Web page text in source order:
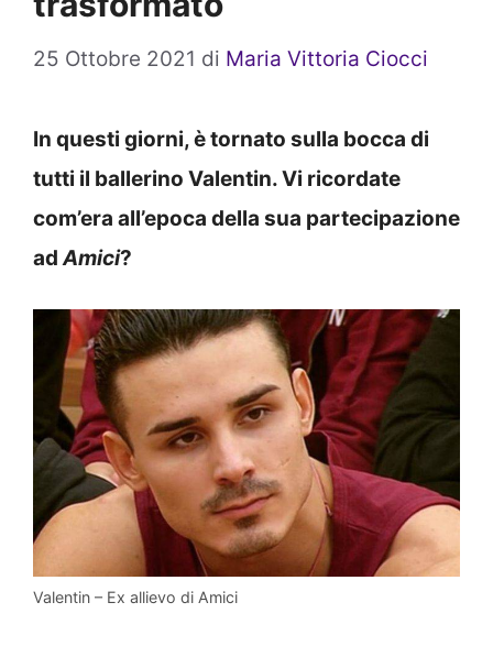
25 Ottobre 2021 di Maria Vittoria Ciocci
In questi giorni, è tornato sulla bocca di
tutti il ballerino Valentin. Vi ricordate
com’era all’epoca della sua partecipazione
ad Amici?
Valentin – Ex allievo di Amici